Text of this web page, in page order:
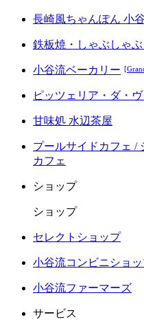
長崎風ちゃんぽん 小
鉄板焼・しゃぶしゃぶ
小谷流ベーカリー
ピッツェリア・ダ・
甘味処 水辺茶屋
プールサイドカフェ /
カフェ
ショップ
ショップ
セレクトショップ
小谷流コンビニショ
小谷流ファーマーズ
サービス